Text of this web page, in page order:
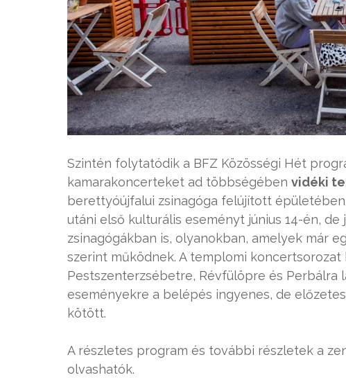
Szintén folytatódik a BFZ Közösségi Hét
kamarakoncerteket ad többségében vidéki
berettyóújfalui zsinagóga felújított
utáni első kulturális eseményt június 14-én,
zsinagógákban is, olyanokban, amelyek már
szerint működnek. A templomi
Pestszenterzsébetre, Révfülöpre és
eseményekre a belépés ingyenes, de
kötött.
A részletes program és további részletek a
olvashatók.